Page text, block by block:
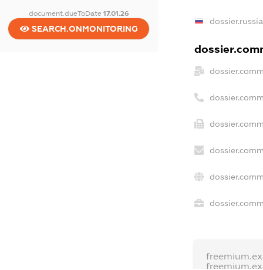
document.dueToDate 17.01.26
SEARCH.ONMONITORING